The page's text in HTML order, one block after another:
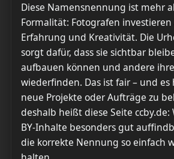
Diese Namensnennung ist mehr
Formalität: Fotografen investieren
Erfahrung und Kreativität. Die
sorgt dafür, dass sie sichtbar
aufbauen können und andere
wiederfinden. Das ist fair – und
neue Projekte oder Aufträge zu
deshalb heißt diese Seite ccby.de:
BY-Inhalte besonders gut
die korrekte Nennung so einfach